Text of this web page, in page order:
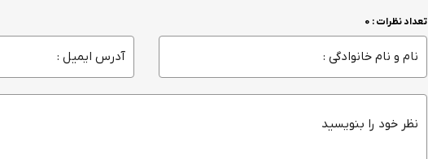
تعداد نظرات : 0